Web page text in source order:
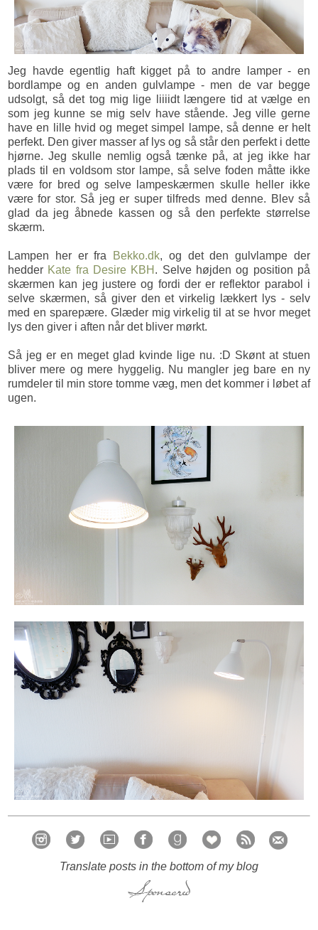
Jeg havde egentlig haft kigget på to andre lamper - en
bordlampe og en anden gulvlampe - men de var begge
udsolgt, så det tog mig lige liiiidt længere tid at vælge en
som jeg kunne se mig selv have stående. Jeg ville gerne
have en lille hvid og meget simpel lampe, så denne er helt
perfekt. Den giver masser af lys og så står den perfekt i dette
hjørne. Jeg skulle nemlig også tænke på, at jeg ikke har
plads til en voldsom stor lampe, så selve foden måtte ikke
være for bred og selve lampeskærmen skulle heller ikke
være for stor. Så jeg er super tilfreds med denne. Blev så
glad da jeg åbnede kassen og så den perfekte størrelse
skærm.
Lampen her er fra Bekko.dk, og det den gulvlampe der
hedder Kate fra Desire KBH . Selve højden og position på
skærmen kan jeg justere og fordi der er reflektor parabol i
selve skærmen, så giver den et virkelig lækkert lys - selv
med en sparepære. Glæder mig virkelig til at se hvor meget
lys den giver i aften når det bliver mørkt.
Så jeg er en meget glad kvinde lige nu. :D Skønt at stuen
bliver mere og mere hyggelig. Nu mangler jeg bare en ny
rumdeler til min store tomme væg, men det kommer i løbet af
ugen.
Translate posts in the bottom of my blog